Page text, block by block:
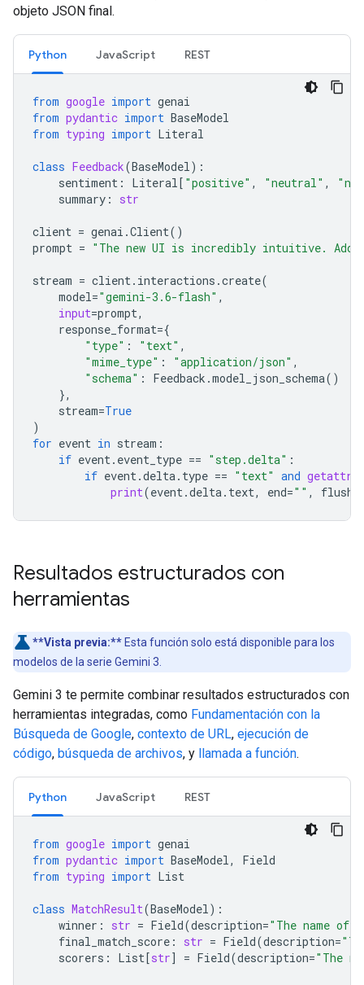
objeto JSON final.
Python JavaScript REST
from google import genai
from pydantic import BaseModel
from typing import Literal
class Feedback(BaseModel):
sentiment : Literal[ "positive" , "neutral" ,
summary : str
client = genai .Client()
prompt = "The new UI is incredibly intuitive. Add
stream = client. interactions .create(
model="gemini-3.6-flash" ,
input=prompt,
response_format={
"type" : "text" ,
"mime_type" : "application/json" ,
"schema" : Feedback .model_json_schema()
},
stream=True
)
for event in stream :
if event. event_type == "step.delta" :
if event.delta. type == "text" and getattr
print(event.delta. text, end="" , flush
Resultados estructurados con
herramientas
**Vista previa:** Esta función solo está disponible para los
modelos de la serie Gemini 3.
Gemini 3 te permite combinar resultados estructurados con
herramientas integradas, como Fundamentación con la
Búsqueda de Google, contexto de URL, ejecución de
código, búsqueda de archivos, y llamada a función.
Python JavaScript REST
from google import genai
from pydantic import BaseModel,
Field
from typing import List
class MatchResult(BaseModel):
winner : str = Field(description="The name of
final_match_score : str = Field(description=
scorers : List[str] = Field(description="The